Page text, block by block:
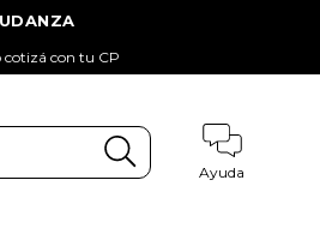
cotizá con tu CP
Ayuda